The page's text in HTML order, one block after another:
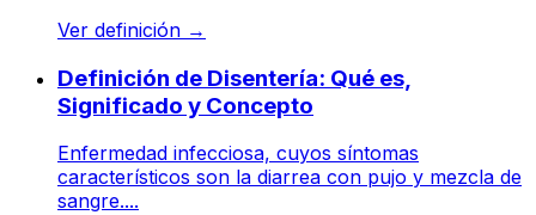
Ver definición →
Definición de Disentería: Qué es,
Significado y Concepto
Enfermedad infecciosa, cuyos síntomas
característicos son la diarrea con pujo y mezcla de
sangre....